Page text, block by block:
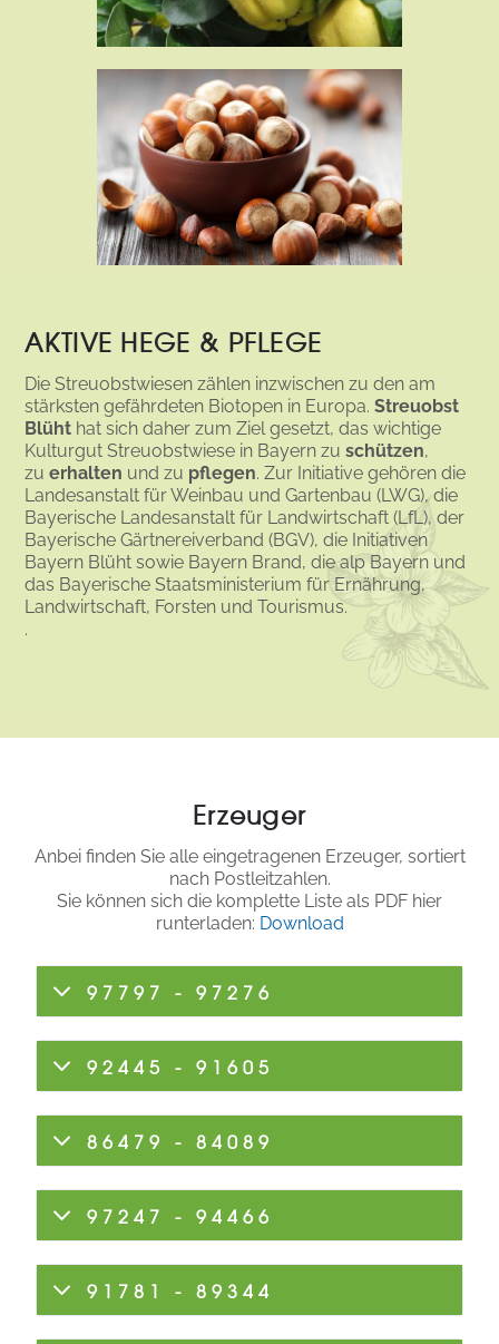
AKTIVE HEGE & PFLEGE
Die Streuobstwiesen zählen inzwischen zu den am
stärksten gefährdeten Biotopen in Europa.Streuobst
Blüht hat sich daher zum Ziel gesetzt, das wichtige
Kulturgut Streuobstwiese in Bayern zuschützen,
zuerhalten und zu pflegen. Zur Initiative gehören die
Landesanstalt für Weinbau und Gartenbau (LWG), die
Bayerische Landesanstalt für Landwirtschaft (LfL), der
Bayerische Gärtnereiverband (BGV), die Initiativen
Bayern Blüht sowie Bayern Brand, die alp Bayern und
das Bayerische Staatsministerium für Ernährung,
Landwirtschaft, Forsten und Tourismus.
.
Erzeuger
Anbei finden Sie alle eingetragenen Erzeuger, sortiert
nach Postleitzahlen.
Sie können sich die komplette Liste als PDF hier
runterladen: Download
97797 - 97276
92445 - 91605
86479 - 84089
97247 - 94466
91781 - 89344